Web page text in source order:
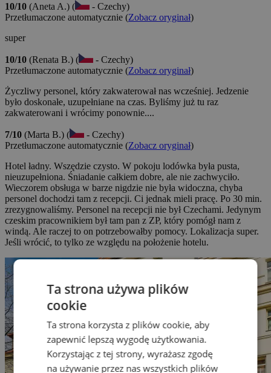
10/10 (Aneta A.) (
- Czechy)
Przetłumaczone automatycznie (Zobacz oryginał)
super
10/10 (Renata B.) (
- Czechy)
Przetłumaczone automatycznie (Zobacz oryginał)
Życzliwy personel, który zakwaterował nas wcześniej. Jedzenie
było doskonałe, uzupełniane na czas. Byliśmy już tu raz
zakwaterowani i wrócimy ponownie....
7/10 (Marta B.) (
- Czechy)
Przetłumaczone automatycznie (Zobacz oryginał)
Hotel ładny. Wszędzie czysto. W pokoju lodówka była pusta,
nieuzupełniona. Śniadanie całkiem dobre, ale nie zachwyciło.
Wieczorem obsługa w barze nigdzie nie była widoczna, chyba
personel dochodzi tam z recepcji. Ci jednak mieli pracę. Po 30 min.
zrezygnowaliśmy. Personel na recepcji nie był Czechami. Jedynym
czeskim pracownikiem był tam pan z ZP, który pomógł nam z
windą. Ale raczej to on potrzebowałby pomocy. Lokalizacja super.
Jeśli wrócić, to tylko ze względu na położenie hotelu.
Ta strona używa plików
cookie
Ta strona korzysta z plików cookie, aby
zapewnić lepszą wygodę użytkowania.
Korzystając z tej strony, wyrażasz zgodę
na używanie przez nas wszystkich plików